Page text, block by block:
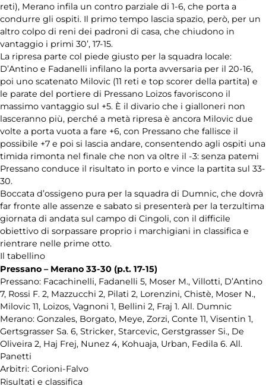
reti), Merano infila un contro parziale di 1-6, che porta a
condurre gli ospiti. Il primo tempo lascia spazio, però, per un
altro colpo di reni dei padroni di casa, che chiudono in
vantaggio i primi 30’, 17-15.
La ripresa parte col piede giusto per la squadra locale:
D’Antino e Fadanelli infilano la porta avversaria per il 20-16,
poi uno scatenato Milovic (11 reti e top scorer della partita) e
le parate del portiere di Pressano Loizos favoriscono il
massimo vantaggio sul +5. È il divario che i gialloneri non
lasceranno più, perché a metà ripresa è ancora Milovic due
volte a porta vuota a fare +6, con Pressano che fallisce il
possibile +7 e poi si lascia andare, consentendo agli ospiti una
timida rimonta nel finale che non va oltre il -3: senza patemi
Pressano conduce il risultato in porto e vince la partita sul 33-
30.
Boccata d’ossigeno pura per la squadra di Dumnic, che dovrà
far fronte alle assenze e sabato si presenterà per la terzultima
giornata di andata sul campo di Cingoli, con il difficile
obiettivo di sorpassare proprio i marchigiani in classifica e
rientrare nelle prime otto.
Il tabellino
Pressano – Merano 33-30 (p.t. 17-15)
Pressano: Facachinelli, Fadanelli 5, Moser M., Villotti, D’Antino
7, Rossi F. 2, Mazzucchi 2, Pilati 2, Lorenzini, Chistè, Moser N.,
Milovic 11, Loizos, Vagnoni 1, Bellini 2, Fraj 1. All. Dumnic
Merano: Gonzales, Borgato, Meye, Zorzi, Conte 11, Visentin 1,
Gertsgrasser Sa. 6, Stricker, Starcevic, Gerstgrasser Si., De
Oliveira 2, Haj Frej, Nunez 4, Kohuaja, Urban, Fedila 6. All.
Panetti
Arbitri: Corioni-Falvo
Risultati e classifica
Redazionali
Rubriche
Rugby
ghiaccio
Tamburello
Tennistavolo
Universiade
2013
Varie